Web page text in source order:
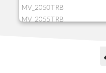
MV_2050TRB
MV_2055TRB